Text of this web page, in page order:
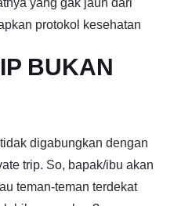
protokol kesehatan
BUKAN
digabungkan dengan
trip. So, bapak/ibu akan
teman-teman terdekat